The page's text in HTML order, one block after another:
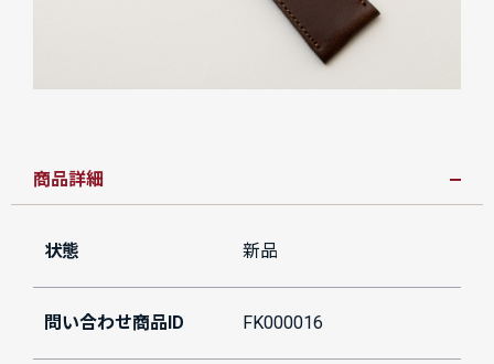
商品詳細
状態 新品
問い合わせ商品ID FK000016